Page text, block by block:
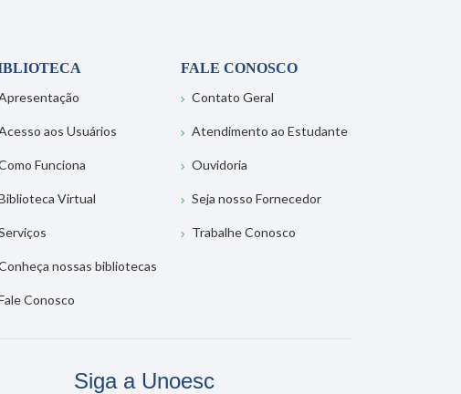
aos Usuários
Funciona
Virtual
nossas bibliotecas
Conosco
FALE CONOSCO
Contato Geral
Atendimento ao Estudante
Ouvidoria
Seja nosso Fornecedor
Trabalhe Conosco
Siga a Unoesc